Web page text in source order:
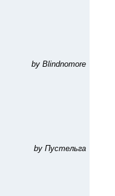
by Blindnomore
by Пустельга